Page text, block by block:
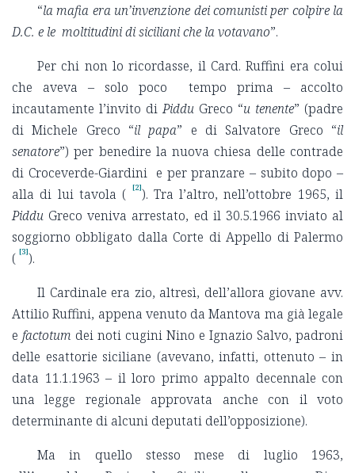
“la mafia era un’invenzione dei comunisti per colpire la
D.C. e le moltitudini di siciliani che la votavano”.
Per chi non lo ricordasse, il Card. Ruffini era colui
che aveva – solo poco tempo prima – accolto
incautamente l’invito diPiddu Greco “u tenente” (padre
di Michele Greco “il papa” e di Salvatore Greco “il
senatore”) per benedire la nuova chiesa delle contrade
di Croceverde-Giardini e per pranzare – subito dopo –
alla di lui tavola (
[2]). Tra l’altro, nell’ottobre 1965, il
Piddu Greco veniva arrestato, ed il 30.5.1966 inviato al
soggiorno obbligato dalla Corte di Appello di Palermo
( [3]).
Il Cardinale era zio, altresì, dell’allora giovane avv.
Attilio Ruffini, appena venuto da Mantova ma già legale
e factotum dei noti cugini Nino e Ignazio Salvo, padroni
delle esattorie siciliane (avevano, infatti, ottenuto – in
data 11.1.1963 – il loro primo appalto decennale con
una legge regionale approvata anche con il voto
determinante di alcuni deputati dell’opposizione).
Ma in quello stesso mese di luglio 1963,